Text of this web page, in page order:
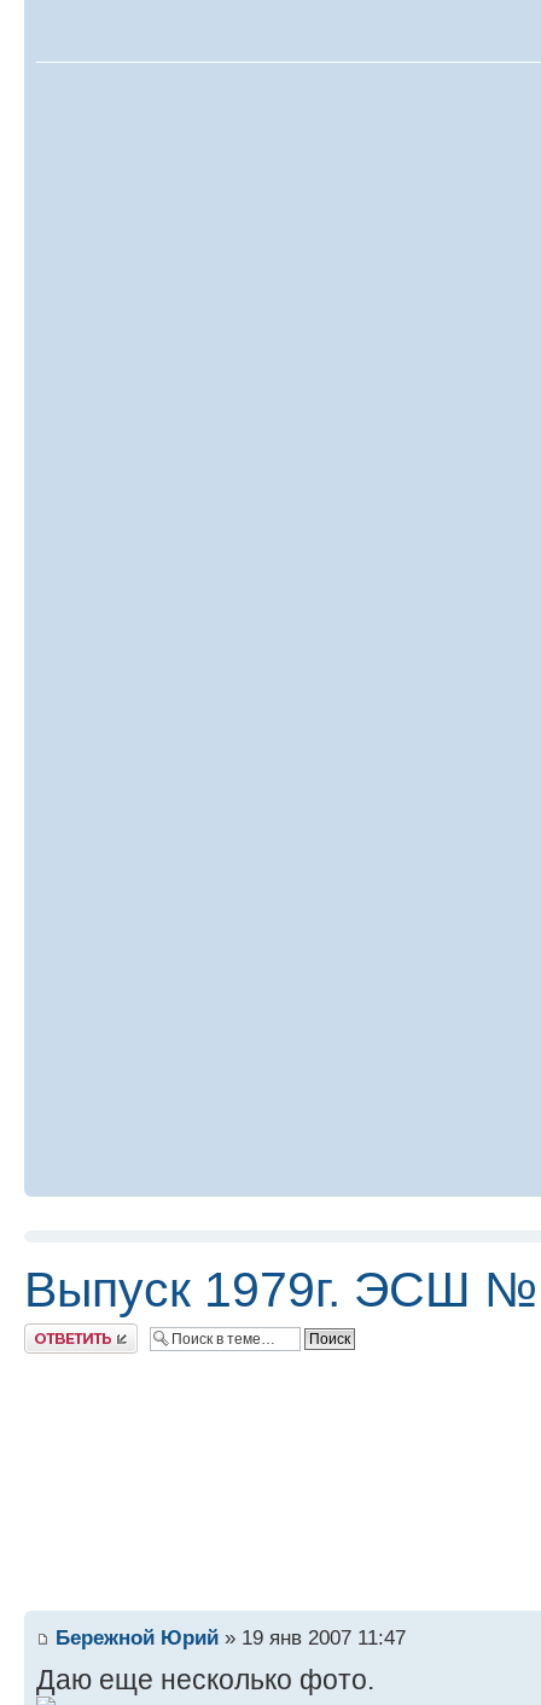
Выпуск 1979г. ЭСШ
Ответить
Бережной Юрий » 19 янв 2007 11:47
Даю еще несколько фото.